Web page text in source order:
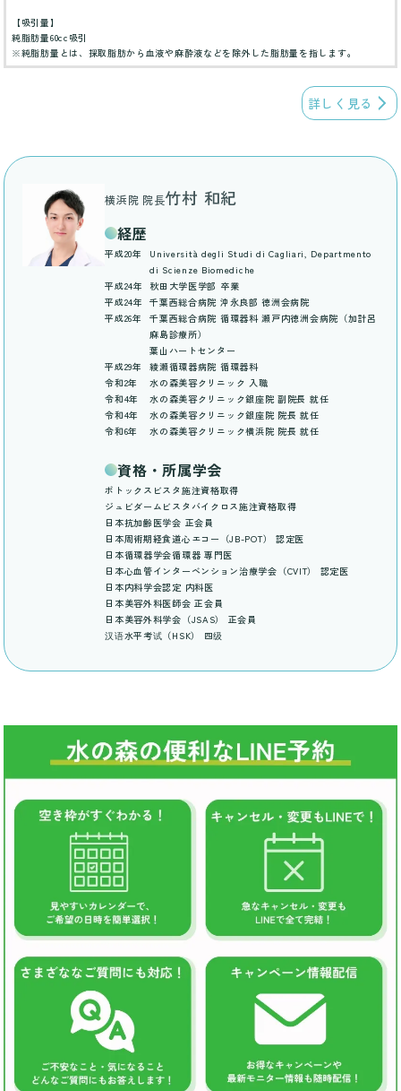
【吸引量】
純脂肪量60cc吸引
※純脂肪量とは、採取脂肪から血液や麻酔液などを除外した脂肪量を指します。
詳しく見る
横浜院 院長竹村 和紀
経歴
平成20年
Università degli Studi di Cagliari, Departmento
di Scienze Biomediche
平成24年
秋田大学医学部 卒業
平成24年
千葉西総合病院 沖永良部 徳洲会病院
平成26年
千葉西総合病院 循環器科 瀬戸内徳洲会病院（加計呂
麻島診療所）
葉山ハートセンター
平成29年
綾瀬循環器病院 循環器科
令和2年
水の森美容クリニック 入職
令和4年
水の森美容クリニック銀座院 副院長 就任
令和4年
水の森美容クリニック銀座院 院長 就任
令和6年
水の森美容クリニック横浜院 院長 就任
資格・所属学会
ボトックスビスタ施注資格取得
ジュビダームビスタバイクロス施注資格取得
日本抗加齢医学会 正会員
日本周術期経食道心エコー（JB-POT） 認定医
日本循環器学会循環器 専門医
日本心血管インターベンション治療学会（CVIT） 認定医
日本内科学会認定 内科医
日本美容外科医師会 正会員
日本美容外科学会（JSAS） 正会員
汉语水平考试（HSK） 四级